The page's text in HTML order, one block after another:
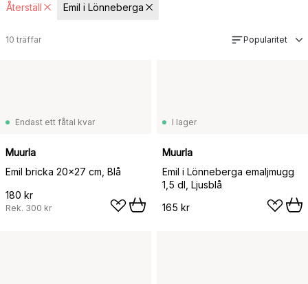
Återställ Emil i Lönneberga
10 träffar Popularitet
Endast ett fåtal kvar
Muurla
Emil bricka 20x27 cm, Blå
180 kr
Rek. 300 kr
I lager
Muurla
Emil i Lönneberga emaljmugg
1,5 dl, Ljusblå
165 kr